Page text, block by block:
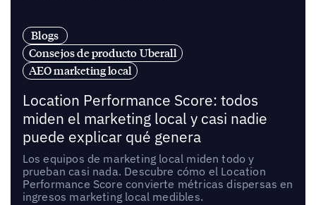
Blogs
Consejos de producto Uberall
AEO marketing local
Location Performance Score: todos
miden el marketing local y casi nadie
puede explicar qué genera
Los equipos de marketing local miden todo y
prueban casi nada. Descubre cómo el Location
Performance Score convierte métricas dispersas en
ingresos marketing local medibles.